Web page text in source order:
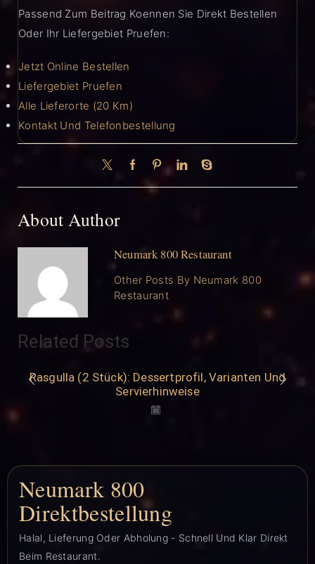
Passend Zum Beitrag Koennen Sie Direkt Bestellen
Oder Ihr Liefergebiet Pruefen:
Jetzt Online Bestellen
Liefergebiet Pruefen
Alle Lieferorte (20 Km)
Kontakt Und Telefonbestellung
About Author
Neumark 800 Restaurant
Other Posts By Neumark 800
Restaurant
Related Posts
Rasgulla (2 Stück): Dessertprofil, Varianten Und
Servierhinweise
Neumark 800
Direktbestellung
Halal, Lieferung Oder Abholung - Schnell Und Klar Direkt
Beim Restaurant.